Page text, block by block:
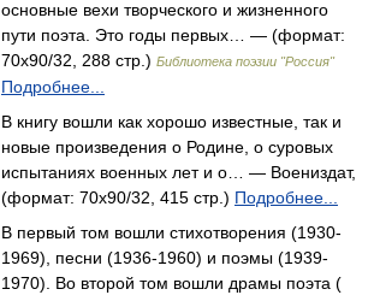
основные вехи творческого и жизненного
пути поэта. Это годы первых… — (формат:
70x90/32, 288 стр.) Библиотека поэзии "Россия"
Подробнее...
В книгу вошли как хорошо известные, так и
новые произведения о Родине, о суровых
испытаниях военных лет и о… — Воениздат,
(формат: 70x90/32, 415 стр.) Подробнее...
В первый том вошли стихотворения (1930-
1969), песни (1936-1960) и поэмы (1939-
1970). Во второй том вошли драмы поэта (